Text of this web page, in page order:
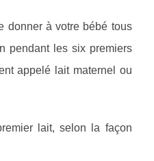
donner à votre bébé tous
pendant les six premiers
appelé lait maternel ou
lait, selon la façon